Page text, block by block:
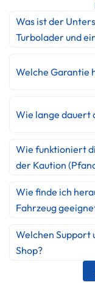
Was ist der
Turbolader und
Welche Garantie
Wie lange dauert
Wie funktioniert
der Kaution
Wie finde ich
Fahrzeug
Welchen Support
Shop?